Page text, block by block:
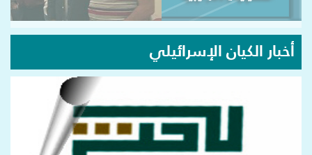
أخبار الكيان الإسرائيلي